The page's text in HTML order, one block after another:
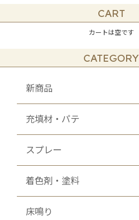
CART
カートは空です
CATEGORY
新商品
充填材・パテ
スプレー
着色剤・塗料
床鳴り